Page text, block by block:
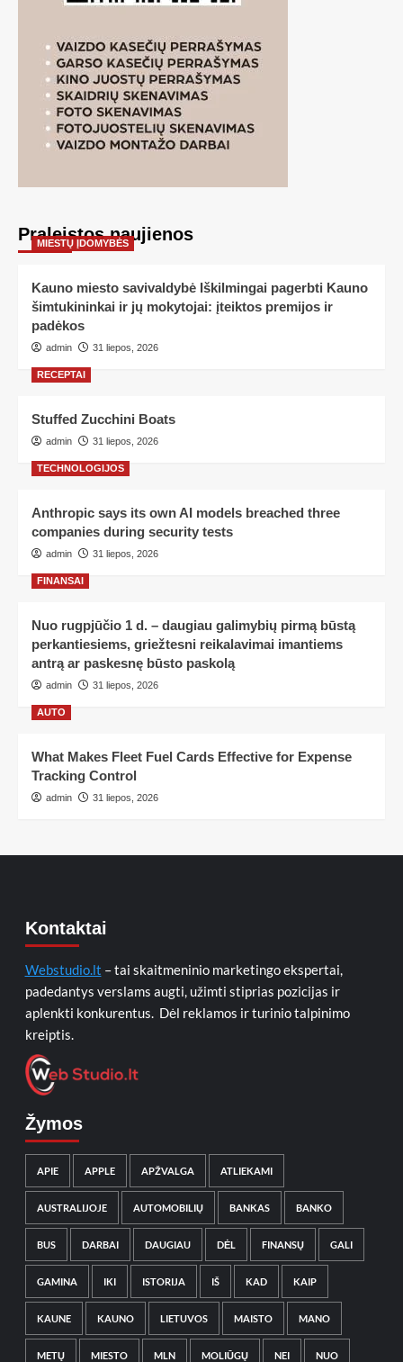
Praleistos naujienos
MIESTŲ ĮDOMYBĖS
Kauno miesto savivaldybė Iškilmingai pagerbti Kauno
šimtukininkai ir jų mokytojai: įteiktos premijos ir
padėkos
admin 31 liepos, 2026
RECEPTAI
Stuffed Zucchini Boats
admin 31 liepos, 2026
TECHNOLOGIJOS
Anthropic says its own AI models breached three
companies during security tests
admin 31 liepos, 2026
FINANSAI
Nuo rugpjūčio 1 d. – daugiau galimybių pirmą būstą
perkantiesiems, griežtesni reikalavimai imantiems
antrą ar paskesnę būsto paskolą
admin 31 liepos, 2026
AUTO
What Makes Fleet Fuel Cards Effective for Expense
Tracking Control
admin 31 liepos, 2026
Kontaktai
Webstudio.lt – tai skaitmeninio marketingo ekspertai,
padedantys verslams augti, užimti stiprias pozicijas ir
aplenkti konkurentus. Dėl reklamos ir turinio talpinimo
kreiptis.
Žymos
APIE APPLE APŽVALGA ATLIEKAMI
AUSTRALIJOJE AUTOMOBILIŲ BANKAS BANKO
BUS DARBAI DAUGIAU DĖL FINANSŲ GALI
GAMINA IKI ISTORIJA IŠ KAD KAIP
KAUNE KAUNO LIETUVOS MAISTO MANO
METŲ MIESTO MLN MOLIŪGŲ NEI NUO